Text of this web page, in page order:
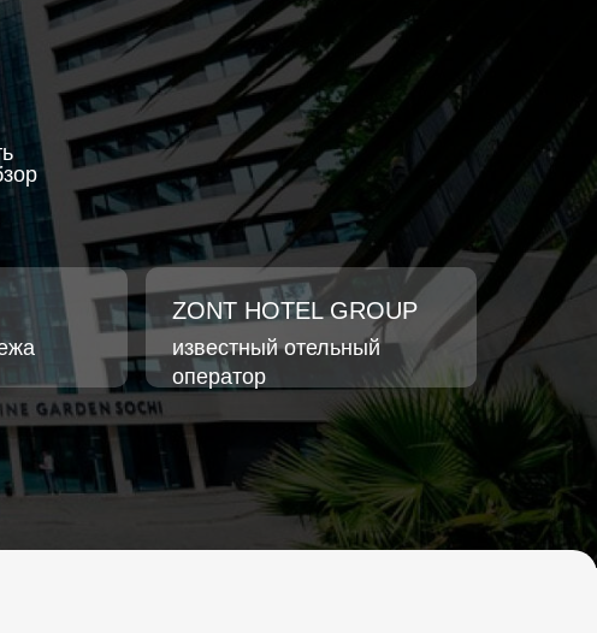
известный отельный
оператор
ZONT HOTEL GROUP